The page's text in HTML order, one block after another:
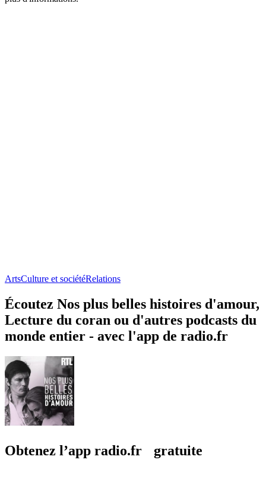
ArtsCulture et sociétéRelations
Écoutez Nos plus belles histoires d'amour,
Lecture du coran ou d'autres podcasts du
monde entier - avec l'app de radio.fr
Obtenez l’app radio.fr gratuite